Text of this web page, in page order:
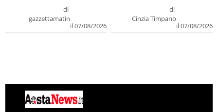
di
gazzettamatin
il 07/08/2026
di
Cinzia Timpano
il 07/08/2026